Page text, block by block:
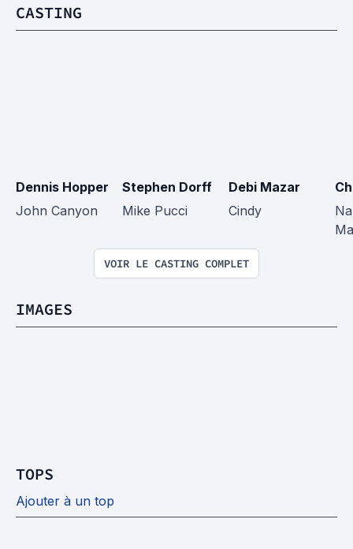
CASTING
Dennis Hopper
John Canyon
Stephen Dorff
Mike Pucci
Debi Mazar
Cindy
VOIR LE CASTING COMPLET
IMAGES
TOPS
Ajouter à un top